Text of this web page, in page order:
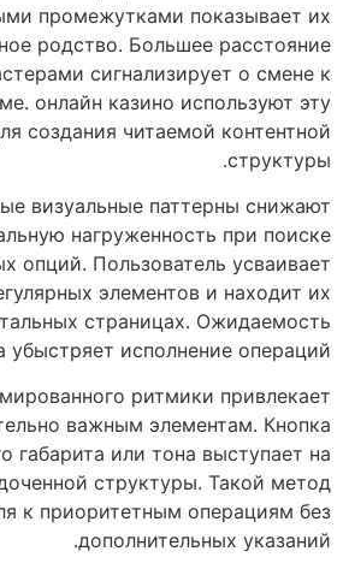
промежутками показывает их
родство. Большее расстояние
сигнализирует о смене к
онлайн казино используют эту
создания читаемой контентной
структуры.
визуальные паттерны снижают
нагруженность при поиске
опций. Пользователь усваивает
элементов и находит их
страницах. Ожидаемость
убыстряет исполнение операций.
ритмики привлекает
важным элементам. Кнопка
габарита или тона выступает на
структуры. Такой метод
к приоритетным операциям без
дополнительных указаний.